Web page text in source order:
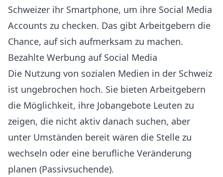
Schweizer ihr Smartphone, um ihre Social Media
Accounts zu checken. Das gibt Arbeitgebern die
Chance, auf sich aufmerksam zu machen.
Bezahlte Werbung auf Social Media
Die Nutzung von sozialen Medien in der Schweiz
ist ungebrochen hoch. Sie bieten Arbeitgebern
die Möglichkeit, ihre Jobangebote Leuten zu
zeigen, die nicht aktiv danach suchen, aber
unter Umständen bereit wären die Stelle zu
wechseln oder eine berufliche Veränderung
planen (Passivsuchende).